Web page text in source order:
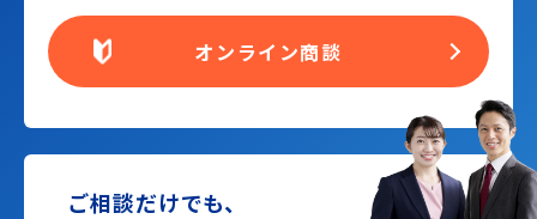
オンライン商談
ご相談だけでも、